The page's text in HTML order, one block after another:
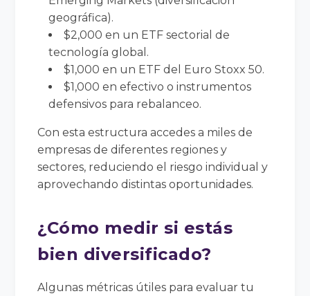
geográfica).
$2,000 en un ETF sectorial de
tecnología global.
$1,000 en un ETF del Euro Stoxx 50.
$1,000 en efectivo o instrumentos
defensivos para rebalanceo.
Con esta estructura accedes a miles de
empresas de diferentes regiones y
sectores, reduciendo el riesgo individual y
aprovechando distintas oportunidades.
¿Cómo medir si estás
bien diversificado?
Algunas métricas útiles para evaluar tu